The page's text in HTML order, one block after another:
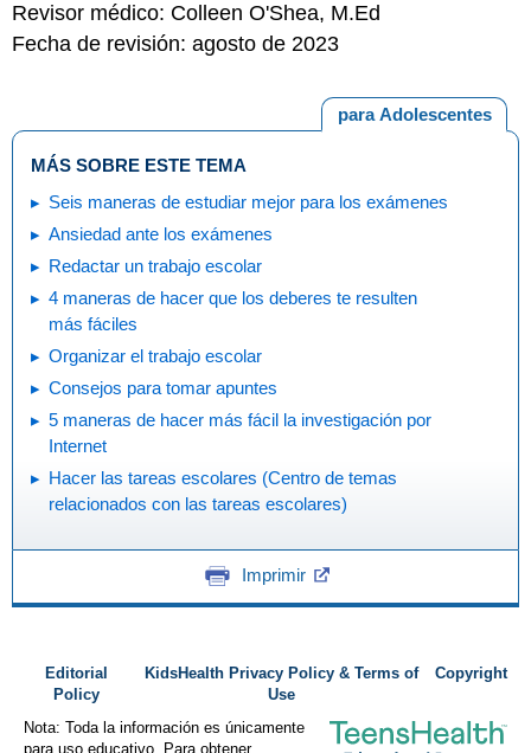
Revisor médico: Colleen O'Shea, M.Ed
Fecha de revisión: agosto de 2023
para Adolescentes
MÁS SOBRE ESTE TEMA
Seis maneras de estudiar mejor para los exámenes
Ansiedad ante los exámenes
Redactar un trabajo escolar
4 maneras de hacer que los deberes te resulten
más fáciles
Organizar el trabajo escolar
Consejos para tomar apuntes
5 maneras de hacer más fácil la investigación por
Internet
Hacer las tareas escolares (Centro de temas
relacionados con las tareas escolares)
Imprimir
Editorial
Policy
KidsHealth Privacy Policy & Terms of
Use
Copyright
Nota: Toda la información es únicamente
para uso educativo. Para obtener